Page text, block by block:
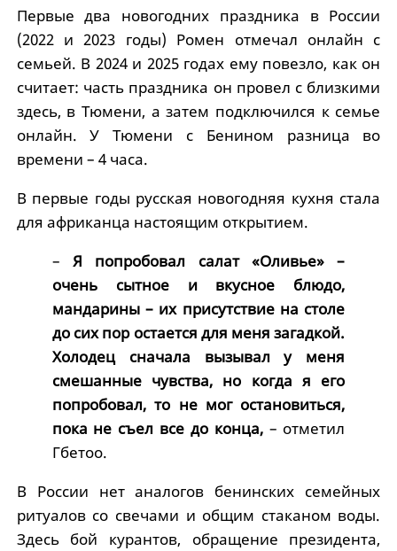
Первые два новогодних праздника в России
(2022 и 2023 годы) Ромен отмечал онлайн с
семьей. В 2024 и 2025 годах ему повезло, как он
считает: часть праздника он провел с близкими
здесь, в Тюмени, а затем подключился к семье
онлайн. У Тюмени с Бенином разница во
времени – 4 часа.
В первые годы русская новогодняя кухня стала
для африканца настоящим открытием.
– Я попробовал салат «Оливье» –
очень сытное и вкусное блюдо,
мандарины – их присутствие на столе
до сих пор остается для меня загадкой.
Холодец сначала вызывал у меня
смешанные чувства, но когда я его
попробовал, то не мог остановиться,
пока не съел все до конца,– отметил
Гбетоо.
В России нет аналогов бенинских семейных
ритуалов со свечами и общим стаканом воды.
Здесь бой курантов, обращение президента,